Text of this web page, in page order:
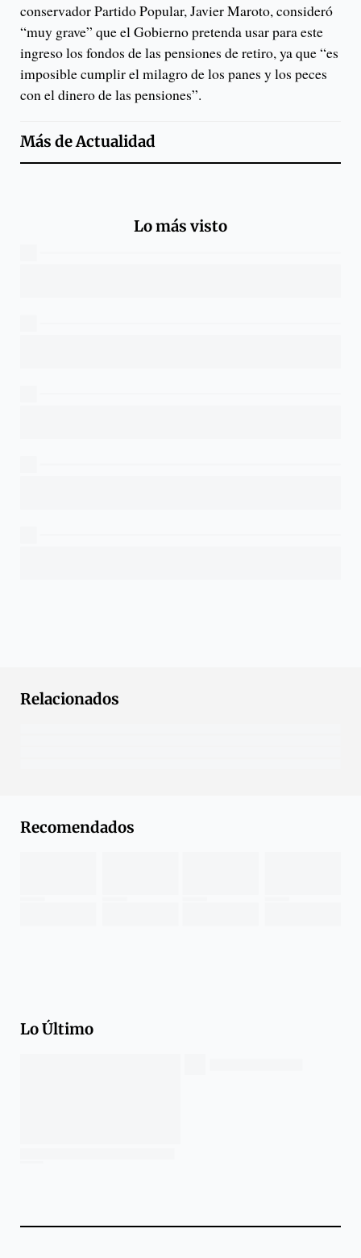
conservador Partido Popular, Javier Maroto, consideró
“muy grave” que el Gobierno pretenda usar para este
ingreso los fondos de las pensiones de retiro, ya que “es
imposible cumplir el milagro de los panes y los peces
con el dinero de las pensiones”.
Más deActualidad
Lo más visto
Relacionados
Recomendados
Lo Último